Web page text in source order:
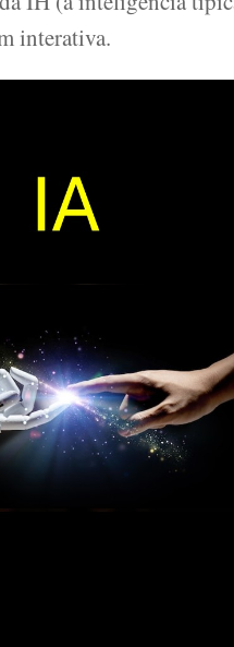
interativa.